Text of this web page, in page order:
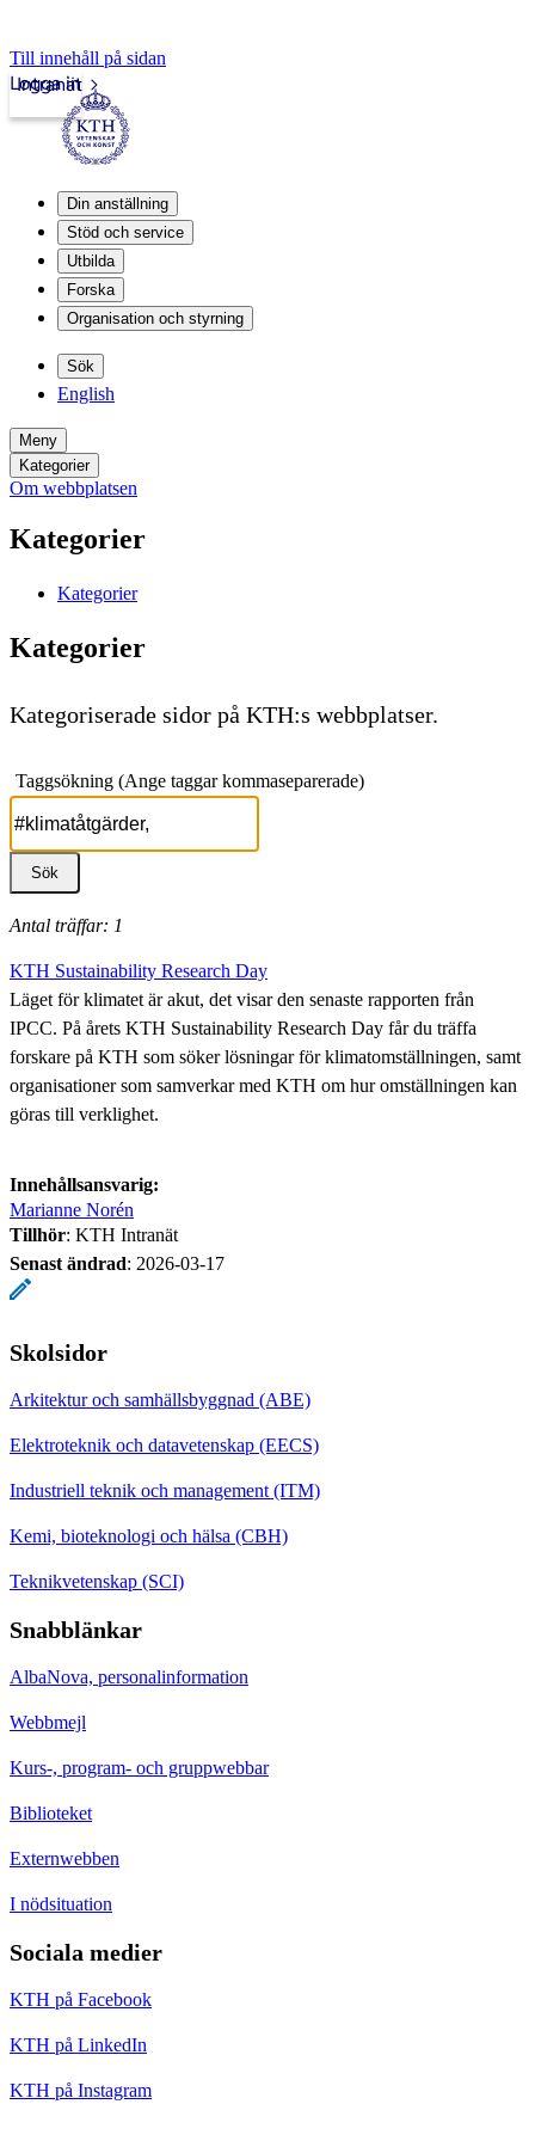
Till innehåll på sidan
Intranät
Logga in
Din anställning
Stöd och service
Utbilda
Forska
Organisation och styrning
Sök
English
Meny
Kategorier
Om webbplatsen
Kategorier
Kategorier
Kategorier
Kategoriserade sidor på KTH:s webbplatser.
Taggsökning (Ange taggar kommaseparerade)
Antal träffar: 1
KTH Sustainability Research Day
Läget för klimatet är akut, det visar den senaste rapporten från
IPCC. På årets KTH Sustainability Research Day får du träffa
forskare på KTH som söker lösningar för klimatomställningen, samt
organisationer som samverkar med KTH om hur omställningen kan
göras till verklighet.
Innehållsansvarig:
Marianne Norén
Tillhör: KTH Intranät
Senast ändrad: 2026-03-17
Skolsidor
Arkitektur och samhällsbyggnad (ABE)
Elektroteknik och datavetenskap (EECS)
Industriell teknik och management (ITM)
Kemi, bioteknologi och hälsa (CBH)
Teknikvetenskap (SCI)
Snabblänkar
AlbaNova, personalinformation
Webbmejl
Kurs-, program- och gruppwebbar
Biblioteket
Externwebben
I nödsituation
Sociala medier
KTH på Facebook
KTH på LinkedIn
KTH på Instagram